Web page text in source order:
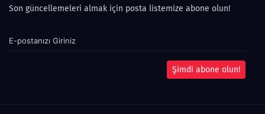
Son güncellemeleri almak için posta listemize abone olun!
Şimdi abone olun!